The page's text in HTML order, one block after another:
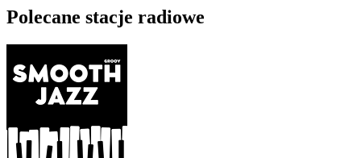
Polecane stacje radiowe